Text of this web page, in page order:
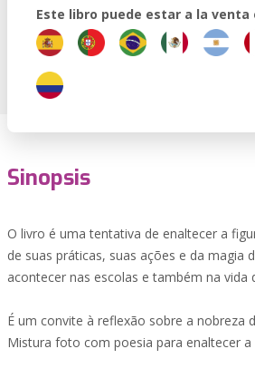
Este libro puede estar a la venta
Sinopsis
O livro é uma tentativa de enaltecer a
de suas práticas, suas ações e da magia
acontecer nas escolas e também na vida
É um convite à reflexão sobre a nobreza
Mistura foto com poesia para enaltecer